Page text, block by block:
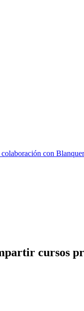
con
cursos